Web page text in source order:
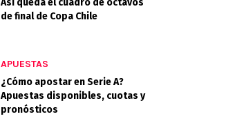
Así queda el cuadro de octavos
de final de Copa Chile
APUESTAS
¿Cómo apostar en Serie A?
Apuestas disponibles, cuotas y
pronósticos